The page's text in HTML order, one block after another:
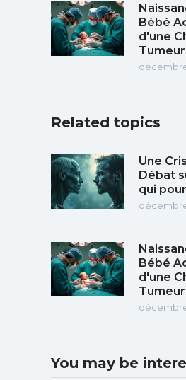
Bébé
d'une
Related topics
Une
Débat
qui
Bébé
d'une
You may be